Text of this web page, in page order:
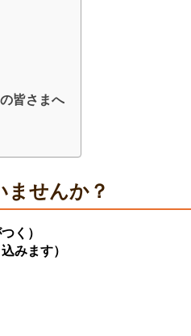
皆さまへ
せんか？
く）
みます）